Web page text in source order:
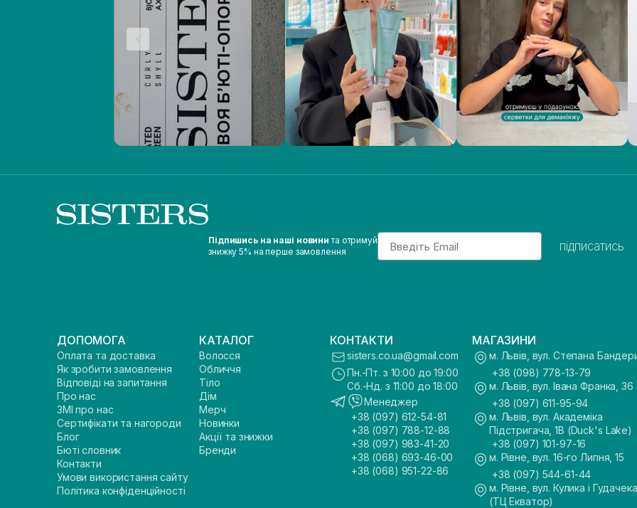
Підпишись на наші новини та отримуй
знижку 5% на перше замовлення
Email
підписатись
ДОПОМОГА
Оплата та доставка
Як зробити замовлення
Відповіді на запитання
Про нас
ЗМІ про нас
Сертифікати та нагороди
Блог
Бюті словник
Контакти
Умови використання сайту
Політика конфіденційності
КАТАЛОГ
Волосся
Обличчя
Тіло
Дім
Мерч
Новинки
Акції та знижки
Бренди
КОНТАКТИ
sisters.co.ua@gmail.com
Пн.-Пт. з 10:00 до 19:00
Сб.-Нд. з 11:00 до 18:00
Менеджер
+38 (097) 612-54-81
+38 (097) 788-12-88
+38 (097) 983-41-20
+38 (068) 693-46-00
+38 (068) 951-22-86
МАГАЗИНИ
м. Львів, вул. Степана
+38 (098) 778-13-79
м. Львів, вул. Івана Франка, 36
+38 (097) 611-95-94
м. Львів, вул. Академіка
Підстригача, 1В (Duck's Lake)
+38 (097) 101-97-16
м. Рівне, вул. 16-го Липня, 15
+38 (097) 544-61-44
м. Рівне, вул. Кулика і
(ТЦ Екватор)